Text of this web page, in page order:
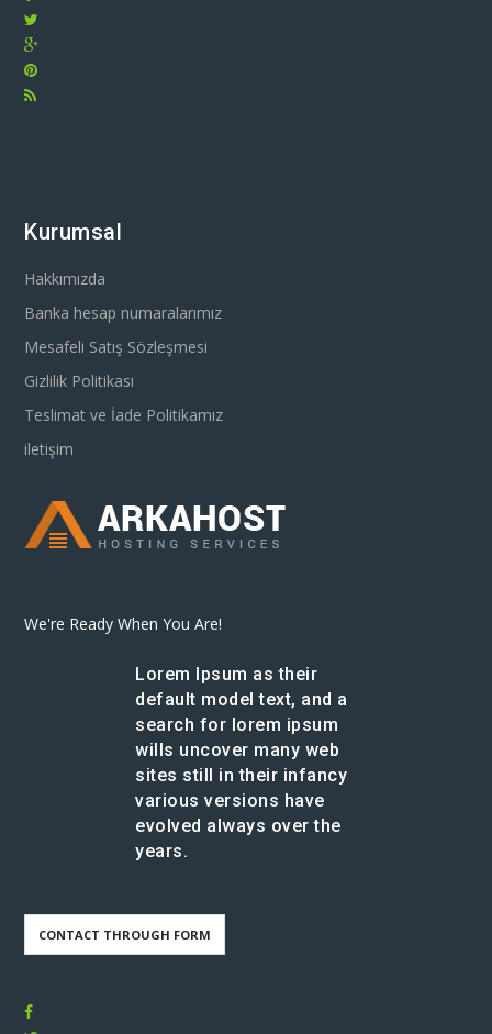
Kurumsal
Hakkımızda
Banka hesap numaralarımız
Mesafeli Satış Sözleşmesi
Gizlilik Politikası
Teslimat ve İade Politikamız
iletişim
We're Ready When You Are!
Lorem Ipsum as their
default model text, and a
search for lorem ipsum
wills uncover many web
sites still in their infancy
various versions have
evolved always over the
years.
CONTACT THROUGH FORM